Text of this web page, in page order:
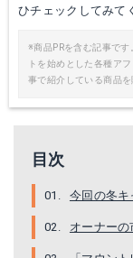
ひチェックしてみて
※商品PRを含む記事で
トを始めとした各種ア
事で紹介している商品
目次
今回の冬キ
オーナーの